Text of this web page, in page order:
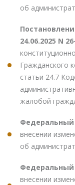
об
24.06.2025 N
Гражданского
статьи 24.7
жалобой
Федеральный
внесении
об
Федеральный
внесении